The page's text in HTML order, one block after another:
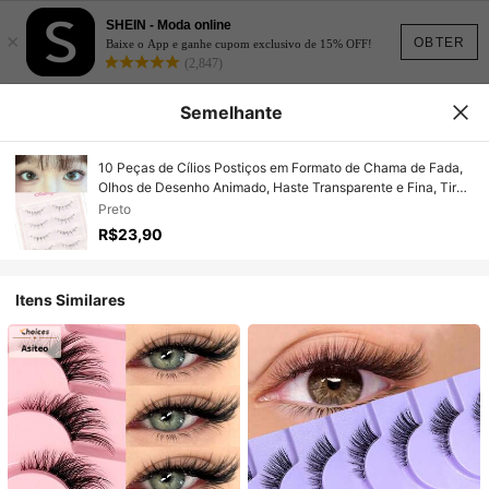
OBTER
×
SHEIN - Moda online
Baixe o App e ganhe cupom exclusivo de 15% OFF!
(2,847)
Semelhante
10 Peças de Cílios Postiços em Formato de Chama de Fada,
Olhos de Desenho Animado, Haste Transparente e Fina, Tira
Completa Natural e Reutilizável para Aumentar a Densidade
dos Cílios
Preto
R$23,90
Itens Similares